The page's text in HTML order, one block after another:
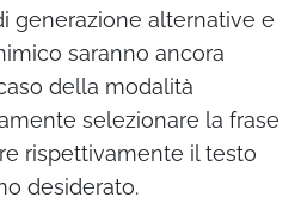
generazione alternative e
saranno ancora
della modalità
selezionare la frase
rispettivamente il testo
desiderato.